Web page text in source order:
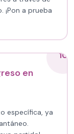
a prueba
10
en
específica, ya